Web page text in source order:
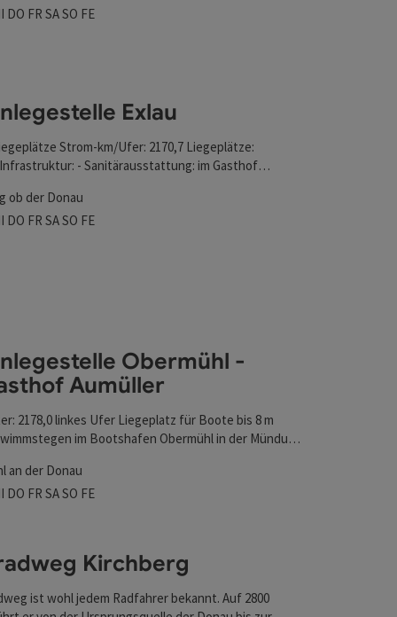
geöffnetgeöffnet
Mittwoch geöffnet
DO Donnerstag geöffnet
FR Freitag geöffnet
SASamstag geöffnet
SO Sonntag geöffnet
FEFeiertag geöffnet
Exlau
Strom-km/Ufer: 2170,7 Liegeplätze:
Infrastruktur: - Sanitärausstattung: im Gasthof
ob der Donau
geöffnetgeöffnet
Mittwoch geöffnet
DO Donnerstag geöffnet
FR Freitag geöffnet
SASamstag geöffnet
SO Sonntag geöffnet
FEFeiertag geöffnet
Aumüller
Obermühl -
Aumüller
2178,0 linkes Ufer Liegeplatz für Boote bis 8 m
im Bootshafen Obermühl in der Mündung
an der Donau
geöffnetgeöffnet
Mittwoch geöffnet
DO Donnerstag geöffnet
FR Freitag geöffnet
SASamstag geöffnet
SO Sonntag geöffnet
FEFeiertag geöffnet
Kirchberg
ist wohl jedem Radfahrer bekannt. Auf 2800